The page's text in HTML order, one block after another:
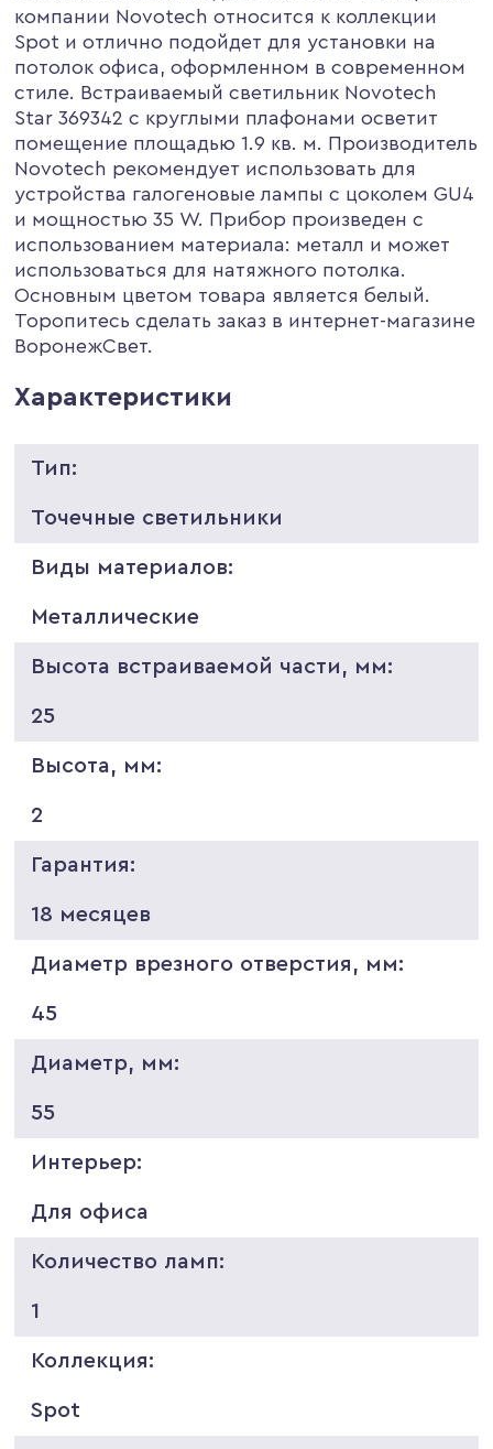
компании Novotech относится к коллекции
Spot и отлично подойдет для установки на
потолок офиса, оформленном в современном
стиле. Встраиваемый светильник Novotech
Star 369342 с круглыми плафонами осветит
помещение площадью 1.9 кв. м. Производитель
Novotech рекомендует использовать для
устройства галогеновые лампы с цоколем GU4
и мощностью 35 W. Прибор произведен с
использованием материала: металл и может
использоваться для натяжного потолка.
Основным цветом товара является белый.
Торопитесь сделать заказ в интернет-магазине
ВоронежСвет.
Характеристики
Тип:
Точечные светильники
Виды материалов:
Металлические
Высота встраиваемой части, мм:
25
Высота, мм:
2
Гарантия:
18 месяцев
Диаметр врезного отверстия, мм:
45
Диаметр, мм:
55
Интерьер:
Для офиса
Количество ламп:
1
Коллекция:
Spot